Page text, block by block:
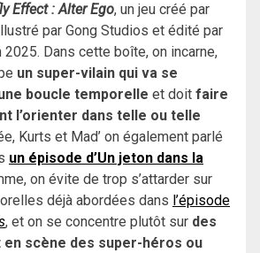
Effect : Alter Ego, un jeu créé par
par Gong Studios et édité par
2025. Dans cette boîte, on incarne,
un super-vilain qui va se
boucle temporelle et doit faire
l’orienter dans telle ou telle
Kurts et Mad’ on également parlé
un épisode d’Un jeton dans la
on évite de trop s’attarder sur
déjà abordées dans l’épisode
, et on se concentre plutôt sur des
scène des super-héros ou